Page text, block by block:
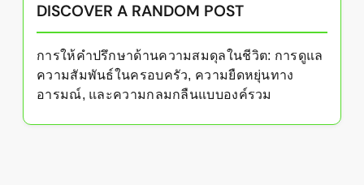
DISCOVER A RANDOM POST
การให้คำปรึกษาด้านความสมดุลในชีวิต: การดูแล
ความสัมพันธ์ในครอบครัว, ความยืดหยุ่นทาง
อารมณ์, และความกลมกลืนแบบองค์รวม